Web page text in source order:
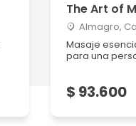
The Art of
Almagro,
Masaje
para una
$ 93.600